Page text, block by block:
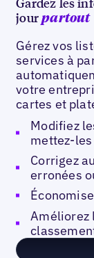
jourpartout
Gérez vos
services à
votre
cartes et
Modifiez
mettez-
Corrigez
erronées
Améliorez